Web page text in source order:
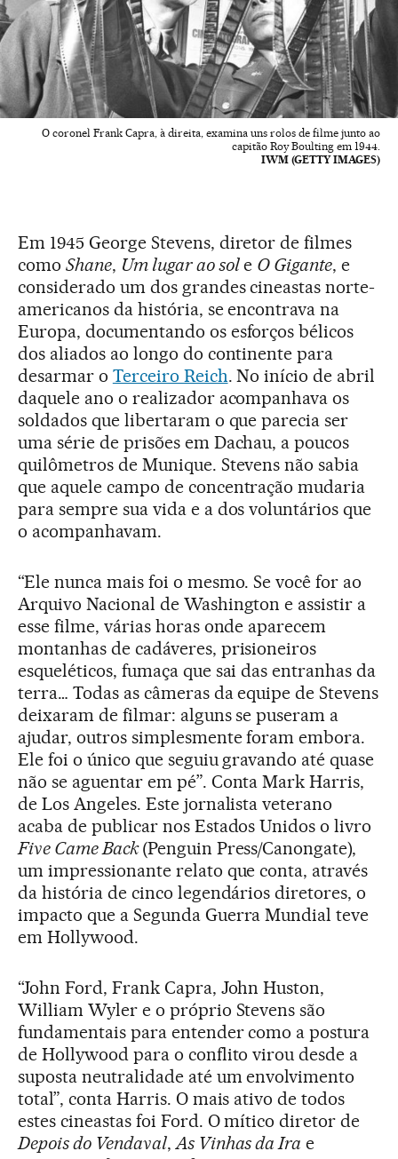
O coronel Frank Capra, à direita, examina uns rolos de filme junto ao
capitão Roy Boulting em 1944.
IWM (GETTY IMAGES)
Em 1945 George Stevens, diretor de filmes
como Shane, Um lugar ao sole O Gigante, e
considerado um dos grandes cineastas norte-
americanos da história, se encontrava na
Europa, documentando os esforços bélicos
dos aliados ao longo do continente para
desarmar o Terceiro Reich. No início de abril
daquele ano o realizador acompanhava os
soldados que libertaram o que parecia ser
uma série de prisões em Dachau, a poucos
quilômetros de Munique. Stevens não sabia
que aquele campo de concentração mudaria
para sempre sua vida e a dos voluntários que
o acompanhavam.
“Ele nunca mais foi o mesmo. Se você for ao
Arquivo Nacional de Washington e assistir a
esse filme, várias horas onde aparecem
montanhas de cadáveres, prisioneiros
esqueléticos, fumaça que sai das entranhas da
terra… Todas as câmeras da equipe de Stevens
deixaram de filmar: alguns se puseram a
ajudar, outros simplesmente foram embora.
Ele foi o único que seguiu gravando até quase
não se aguentar em pé”. Conta Mark Harris,
de Los Angeles. Este jornalista veterano
acaba de publicar nos Estados Unidos o livro
Five Came Back(Penguin Press/Canongate),
um impressionante relato que conta, através
da história de cinco legendários diretores, o
impacto que a Segunda Guerra Mundial teve
em Hollywood.
“John Ford, Frank Capra, John Huston,
William Wyler e o próprio Stevens são
fundamentais para entender como a postura
de Hollywood para o conflito virou desde a
suposta neutralidade até um envolvimento
total”, conta Harris. O mais ativo de todos
estes cineastas foi Ford. O mítico diretor de
Depois do Vendaval,As Vinhas da Ira e